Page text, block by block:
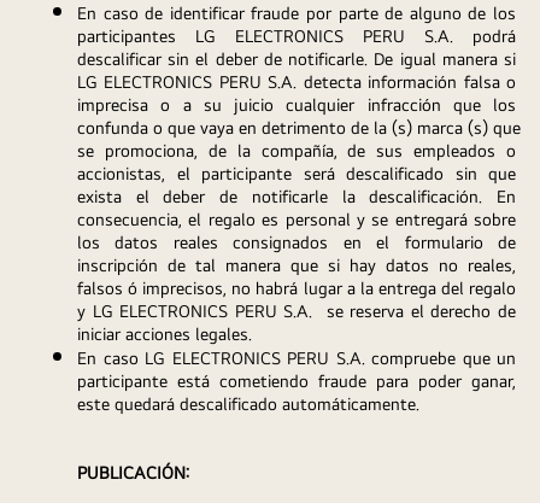
En caso de identificar fraude por parte de alguno de los
participantes LG ELECTRONICS PERU S.A. podrá
descalificar sin el deber de notificarle. De igual manera si
LG ELECTRONICS PERU S.A. detecta información falsa o
imprecisa o a su juicio cualquier infracción que los
confunda o que vaya en detrimento de la (s) marca (s) que
se promociona, de la compañía, de sus empleados o
accionistas, el participante será descalificado sin que
exista el deber de notificarle la descalificación. En
consecuencia, el regalo es personal y se entregará sobre
los datos reales consignados en el formulario de
inscripción de tal manera que si hay datos no reales,
falsos ó imprecisos, no habrá lugar a la entrega del regalo
y LG ELECTRONICS PERU S.A.  se reserva el derecho de
iniciar acciones legales.
En caso LG ELECTRONICS PERU S.A. compruebe que un
participante está cometiendo fraude para poder ganar,
este quedará descalificado automáticamente.
PUBLICACIÓN: